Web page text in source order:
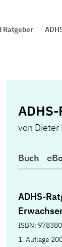
Ratgeber
von Dieter
Buch
ADHS-
ISBN:
1. Auflage